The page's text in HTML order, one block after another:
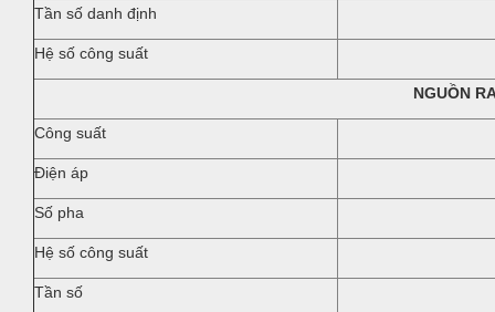
Tần số danh định
Hệ số công suất
NGUỒN
Công suất
Điện áp
Số pha
Hệ số công suất
Tần số